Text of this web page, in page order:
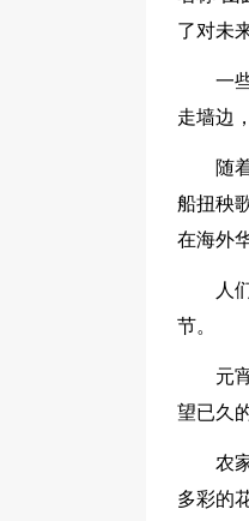
了对未
一
走墙边
随
船扭秧
在海外
人
节。
元
望已久
农
多彩的